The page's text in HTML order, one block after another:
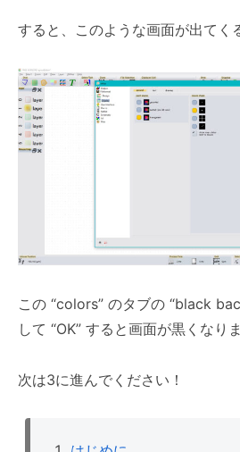
すると、このような画面が出てく
この “colors” のタブの “black
して “OK” すると画面が黒くなりま
次は3に進んでください！